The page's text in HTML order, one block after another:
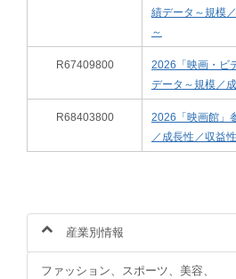
績データ～規模
～
R67409800
2026「映画・ビ
データ～規模／
R68403800
2026「映画館」
／成長性／収益
産業別情報
ファッション、スポーツ、美容、